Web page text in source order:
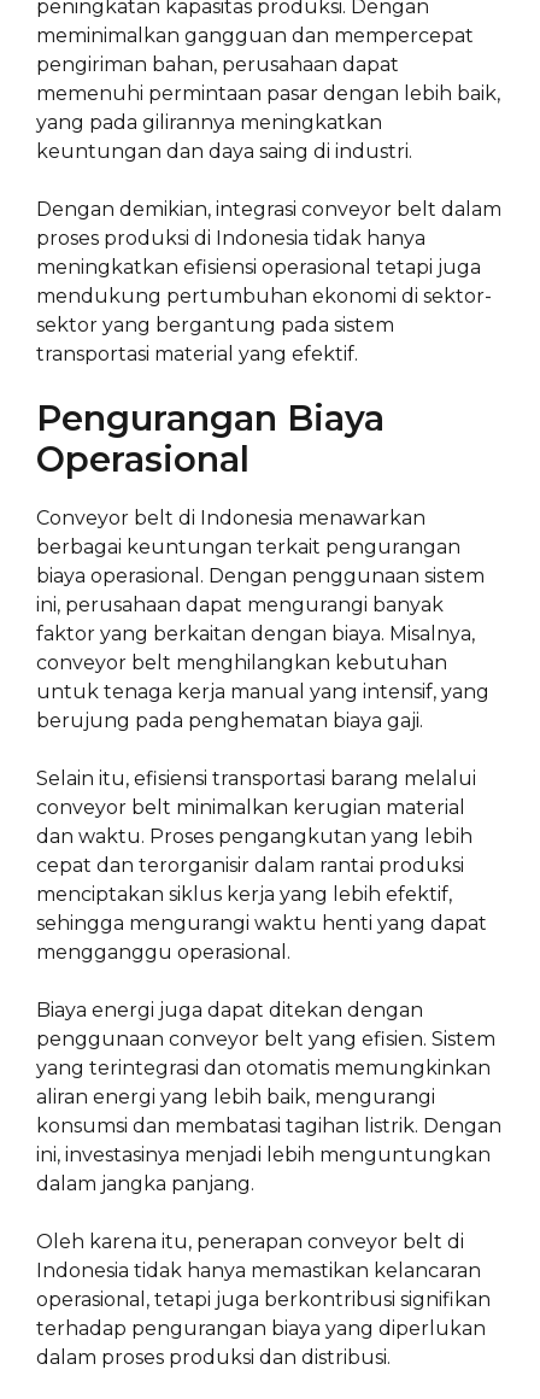
peningkatan kapasitas produksi. Dengan
meminimalkan gangguan dan mempercepat
pengiriman bahan, perusahaan dapat
memenuhi permintaan pasar dengan lebih baik,
yang pada gilirannya meningkatkan
keuntungan dan daya saing di industri.
Dengan demikian, integrasi conveyor belt dalam
proses produksi di Indonesia tidak hanya
meningkatkan efisiensi operasional tetapi juga
mendukung pertumbuhan ekonomi di sektor-
sektor yang bergantung pada sistem
transportasi material yang efektif.
Pengurangan Biaya
Operasional
Conveyor belt di Indonesia menawarkan
berbagai keuntungan terkait pengurangan
biaya operasional. Dengan penggunaan sistem
ini, perusahaan dapat mengurangi banyak
faktor yang berkaitan dengan biaya. Misalnya,
conveyor belt menghilangkan kebutuhan
untuk tenaga kerja manual yang intensif, yang
berujung pada penghematan biaya gaji.
Selain itu, efisiensi transportasi barang melalui
conveyor belt minimalkan kerugian material
dan waktu. Proses pengangkutan yang lebih
cepat dan terorganisir dalam rantai produksi
menciptakan siklus kerja yang lebih efektif,
sehingga mengurangi waktu henti yang dapat
mengganggu operasional.
Biaya energi juga dapat ditekan dengan
penggunaan conveyor belt yang efisien. Sistem
yang terintegrasi dan otomatis memungkinkan
aliran energi yang lebih baik, mengurangi
konsumsi dan membatasi tagihan listrik. Dengan
ini, investasinya menjadi lebih menguntungkan
dalam jangka panjang.
Oleh karena itu, penerapan conveyor belt di
Indonesia tidak hanya memastikan kelancaran
operasional, tetapi juga berkontribusi signifikan
terhadap pengurangan biaya yang diperlukan
dalam proses produksi dan distribusi.